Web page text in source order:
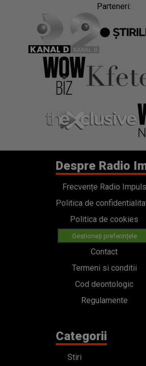
Parteneri:
Despre Radio
Frecvențe Radio Impuls
Politica de
Politica de cookies
Gestionați preferințele
Contact
Termeni si conditii
Cod deontologic
Regulamente
Categorii
Stiri